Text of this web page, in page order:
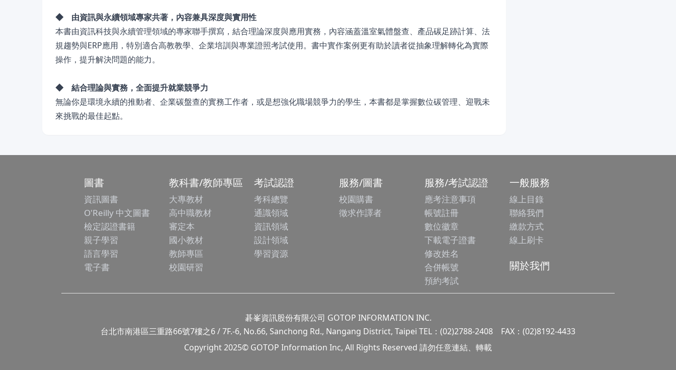
◆ 由資訊與永續領域專家共著，內容兼具深度與實用性
本書由資訊科技與永續管理領域的專家聯手撰寫，結合理論深度與應用實務，內容涵蓋溫室氣體盤查、產品碳足跡計算、法
規趨勢與ERP應用，特別適合高教教學、企業培訓與專業證照考試使用。書中實作案例更有助於讀者從抽象理解轉化為實際
操作，提升解決問題的能力。
◆ 結合理論與實務，全面提升就業競爭力
無論你是環境永續的推動者、企業碳盤查的實務工作者，或是想強化職場競爭力的學生，本書都是掌握數位碳管理、迎戰未
來挑戰的最佳起點。
圖書
資訊圖書
O'Reilly 中文圖書
檢定認證書籍
親子學習
語言學習
電子書
教科書/教師專區
大專教材
高中職教材
審定本
國小教材
教師專區
校園研習
考試認證
考科總覽
通識領域
資訊領域
設計領域
學習資源
服務/圖書
校園購書
徵求作譯者
服務/考試認證
應考注意事項
帳號註冊
數位徽章
下載電子證書
修改姓名
合併帳號
預約考試
一般服務
線上目錄
聯絡我們
繳款方式
線上刷卡
關於我們
碁峯資訊股份有限公司 GOTOP INFORMATION INC.
台北市南港區三重路66號7樓之6 / 7F.-6, No.66, Sanchong Rd., Nangang District, Taipei TEL：(02)2788-2408 FAX：(02)8192-4433
Copyright 2025© GOTOP Information Inc, All Rights Reserved 請勿任意連結、轉載